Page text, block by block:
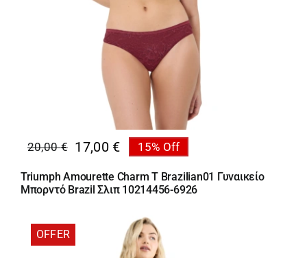
20,00€
Original
price
was:
17,00 €
Η
τρέχουσα
τιμή
17,00 €.
15% Off
Triumph Amourette Charm T Brazilian01 Γυναικείο
Μπορντό Brazil Σλιπ 10214456-6926
OFFER